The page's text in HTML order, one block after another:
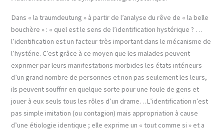
Dans « la traumdeutung » à partir de l’analyse du rêve de « la belle
bouchère » : « quel est le sens de l’identification hystérique ? …
l’identification est un facteur très important dans le mécanisme de
l’hystérie. C’est grâce à ce moyen que les malades peuvent
exprimer par leurs manifestations morbides les états intérieurs
d’un grand nombre de personnes et non pas seulement les leurs,
ils peuvent souffrir en quelque sorte pour une foule de gens et
jouer à eux seuls tous les rôles d’un drame…L’identification n’est
pas simple imitation (ou contagion) mais appropriation à cause
d’une étiologie identique ; elle exprime un « tout comme si » et a